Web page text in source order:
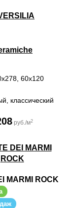
60x120
классический
руб./м2
MARMI ROCK